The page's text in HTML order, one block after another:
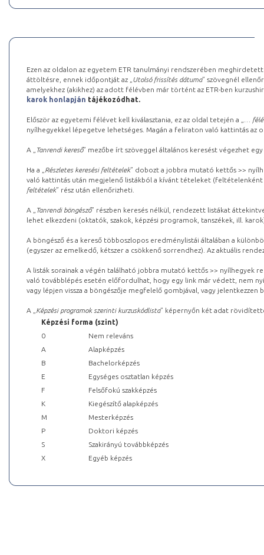
Ezen az oldalon az egyetem ETR tanulmányi rendszerében
áttöltésre, ennek időpontját az „ Utolsó frissítés dátuma” szövegnél
amelyekhez (akikhez) az adott félévben már történt az ETR-ben
karok honlapján tájékozódhat.
Először az egyetemi félévet kell kiválasztania, ez az oldal tetején a „
…
nyílhegyekkel lépegetve lehetséges. Magán a feliraton való kattintás az
A „ Tanrendi kereső” mezőbe írt szöveggel általános keresést végezhet
Ha a „ Részletes keresési feltételek” dobozt a jobbra mutató kettős >>
való kattintás után megjelenő listákból a kívánt tételeket (feltételenként
feltételek” rész után ellenőrizheti.
A „ Tanrendi böngésző” részben keresés nélkül, rendezett listákat
lehet elkezdeni (oktatók, szakok, képzési programok, tanszékek, ill.
A böngésző és a kereső többoszlopos eredménylistái általában a
(egyszer az emelkedő, kétszer a csökkenő sorrendhez). Az aktuális
A listák sorainak a végén található jobbra mutató kettős >> nyílhegyek
való továbblépés esetén előfordulhat, hogy egy link már védett, nem
vagy lépjen vissza a böngészője megfelelő gombjával, vagy
A „ Képzési programok szerinti kurzuskódlista” képernyőn két adat
Képzési forma (szint)
0
Nem releváns
A
Alapképzés
B
Bachelorképzés
E
Egységes osztatlan képzés
F
Felsőfokú szakképzés
K
Kiegészítő alapképzés
M
Mesterképzés
P
Doktori képzés
S
Szakirányú továbbképzés
X
Egyéb képzés